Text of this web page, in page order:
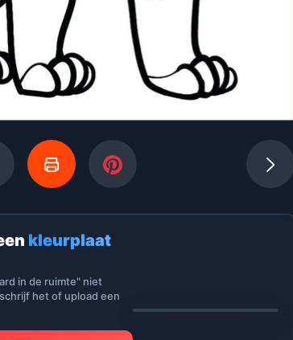
kleurplaat
in de ruimte" niet
het of upload een